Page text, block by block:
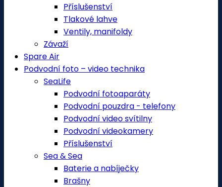
Příslušenství
Tlakové lahve
Ventily, manifoldy
Závaží
Spare Air
Podvodní foto – video technika
SeaLife
Podvodní fotoaparáty
Podvodní pouzdra - telefony
Podvodní video svítilny
Podvodní videokamery
Příslušenství
Sea & Sea
Baterie a nabíječky
Brašny